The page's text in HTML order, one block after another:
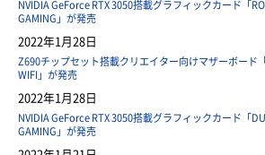
NVIDIA GeForce RTX 3050搭載グラフィックカード「
GAMING」が発売
2022年1月28日
Z690チップセット搭載クリエイター向けマザーボード
WIFI」が発売
2022年1月28日
NVIDIA GeForce RTX 3050搭載グラフィックカード「
GAMING」が発売